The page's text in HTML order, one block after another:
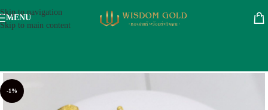
Skip to navigation
Skip to main content
MENU
-1%